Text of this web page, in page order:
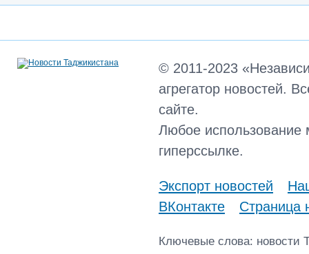
© 2011-2023
агрегатор новостей.
сайте.
Любое использование
гиперссылке.
Экспорт новостей
ВКонтакте
Страница
Ключевые слова: новости